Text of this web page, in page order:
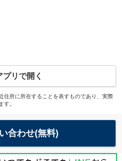
プリで開く
所に所在することを表すものであり、実際
す。
合わせ(無料)